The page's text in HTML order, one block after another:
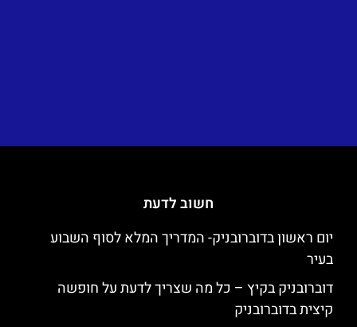
חשוב לדעת
יום ראשון בדוברובניק- המדריך המלא לסוף השבוע
בעיר
דוברובניק בקיץ – כל מה שצריך לדעת על חופשה
קיצית בדוברובניק